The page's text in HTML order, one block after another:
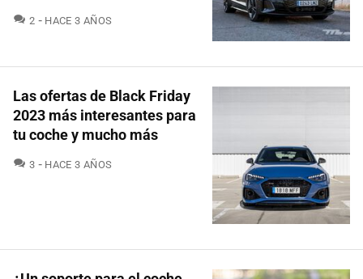
2 COMENTARIOS
HACE 3 AÑOS
Las ofertas de Black Friday
2023 más interesantes para
tu coche y mucho más
3 COMENTARIOS
HACE 3 AÑOS